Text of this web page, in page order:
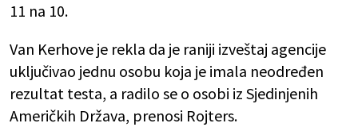
11 na 10.
Van Kerhove je rekla da je raniji izveštaj agencije
uključivao jednu osobu koja je imala neodređen
rezultat testa, a radilo se o osobi iz Sjedinjenih
Američkih Država, prenosi Rojters.